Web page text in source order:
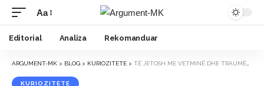
Font
Resizer
Aa
Editorial Analiza Rekomanduar
ARGUMENT-MK > BLOG > KURIOZITETE > TË JETOSH ME VETMINË DHE TRAUMËN E KANCERIT TË PASHËRUESHËM
KURIOZITETE